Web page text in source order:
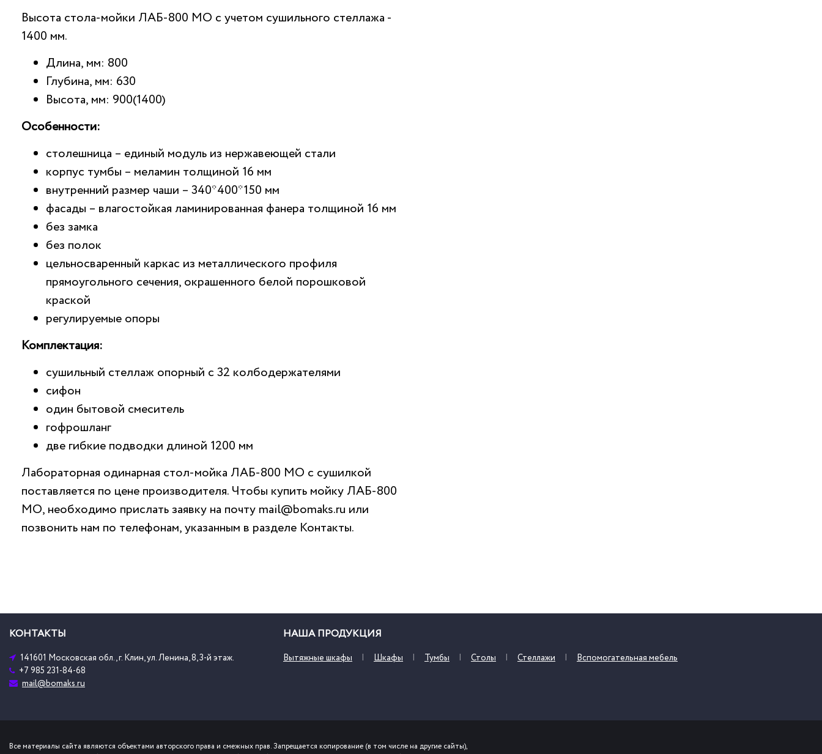
Высота стола-мойки ЛАБ-800 МО с учетом сушильного стеллажа -
1400 мм.
Длина, мм: 800
Глубина, мм: 630
Высота, мм: 900(1400)
Особенности:
столешница – единый модуль из нержавеющей стали
корпус тумбы – меламин толщиной 16 мм
внутренний размер чаши – 340*400*150 мм
фасады – влагостойкая ламинированная фанера толщиной 16 мм
без замка
без полок
цельносваренный каркас из металлического профиля
прямоугольного сечения, окрашенного белой порошковой
краской
регулируемые опоры
Комплектация:
сушильный стеллаж опорный с 32 колбодержателями
сифон
один бытовой смеситель
гофрошланг
две гибкие подводки длиной 1200 мм
Лабораторная одинарная стол-мойка ЛАБ-800 МО с сушилкой
поставляется по цене производителя. Чтобы купить мойку ЛАБ-800
МО, необходимо прислать заявку на почту mail@bomaks.ru или
позвонить нам по телефонам, указанным в разделе Контакты.
КОНТАКТЫ
141601 Московская обл., г. Клин, ул. Ленина, 8, 3-й этаж.
+7 985 231-84-68
mail@bomaks.ru
НАША ПРОДУКЦИЯ
Вытяжные шкафы Шкафы Тумбы Столы Стеллажи Вспомогательная мебель
Все материалы сайта являются объектами авторского права и смежных прав. Запрещается копирование (в том числе на другие сайты),